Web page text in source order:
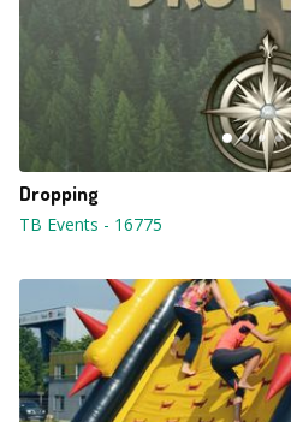
Dropping
TB Events - 16775